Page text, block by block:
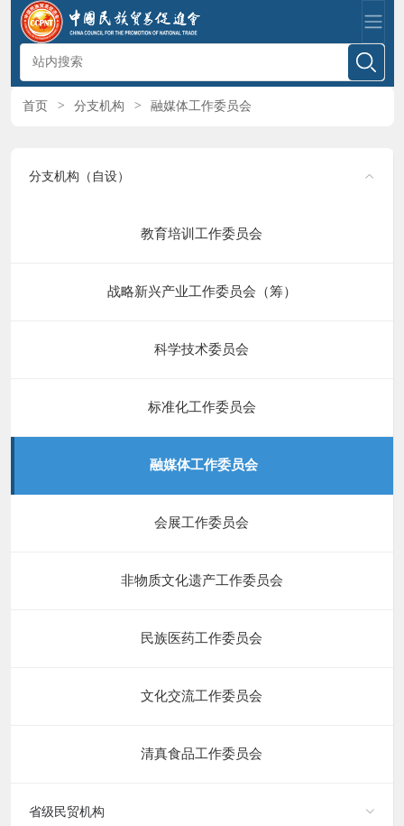
首页 > 分支机构 > 融媒体工作委员会
分支机构（自设）
教育培训工作委员会
战略新兴产业工作委员会（筹）
科学技术委员会
标准化工作委员会
融媒体工作委员会
会展工作委员会
非物质文化遗产工作委员会
民族医药工作委员会
文化交流工作委员会
清真食品工作委员会
省级民贸机构